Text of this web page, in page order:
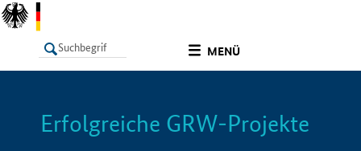
MENÜ
LISTE Info
Erfolgreiche GRW-Projekte